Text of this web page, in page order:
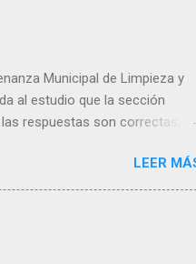
Municipal de Limpieza y
al estudio que la sección
respuestas son correctas,
cuestionario, hay que pedir
test Cuestionario 436
LEER